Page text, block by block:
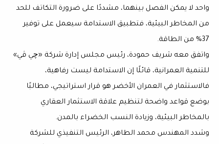
واحد لا يمكن الفصل بينهما، مشددًا على ضرورة التكاتف للحد
من المخاطر البيئية، فتطبيق الاستدامة سيعمل على توفير
37% من الطاقة.
واتفق معه شريف حمودة، رئيس مجلس إدارة شركة «چي ڤي»
للتنمية العمرانية، قائلًا إن الاستدامة ليست رفاهية،
فالاستثمار في العمران الأخضر هو قرار استراتيجي، مطالبًا
بوضع قواعد واضحة لتنظيم علاقة الاستثمار العقاري
بالمخاطر البيئية، وزيادة النسب الخضراء بالمدن.
وشدد المهندس محمد الطاهر، الرئيس التنفيذي للشركة